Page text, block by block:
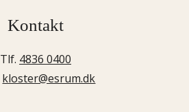
Kontakt
Tlf. 4836 0400
kloster@esrum.dk